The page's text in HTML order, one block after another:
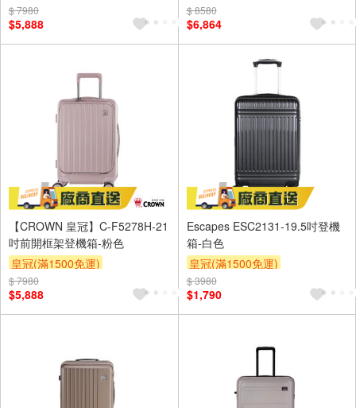
$ 7980
$5,888
$ 8580
$6,864
【CROWN 皇冠】C-F5278H-21
吋前開框架登機箱-粉色
皇冠(滿1500免運)
$ 7980
$5,888
Escapes ESC2131-19.5吋登機
箱-白色
皇冠(滿1500免運)
$ 3980
$1,790